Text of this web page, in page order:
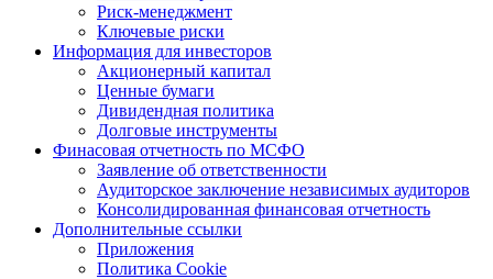
Риск-менеджмент
Ключевые риски
Информация для инвесторов
Акционерный капитал
Ценные бумаги
Дивидендная политика
Долговые инструменты
Финасовая отчетность по МСФО
Заявление об ответственности
Аудиторское заключение независимых аудиторов
Консолидированная финансовая отчетность
Дополнительные ссылки
Приложения
Политика Cookie